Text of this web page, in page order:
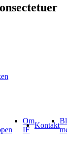
Om
IF
Kontakt